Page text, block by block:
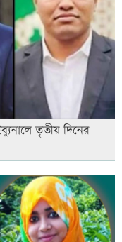
তৃতীয় দিনের